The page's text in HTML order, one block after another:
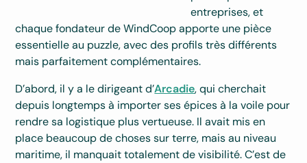
entreprises, et
chaque fondateur de WindCoop apporte une pièce
essentielle au puzzle, avec des profils très différents
mais parfaitement complémentaires.
D’abord, il y a le dirigeant d’Arcadie, qui cherchait
depuis longtemps à importer ses épices à la voile pour
rendre sa logistique plus vertueuse. Il avait mis en
place beaucoup de choses sur terre, mais au niveau
maritime, il manquait totalement de visibilité. C’est de